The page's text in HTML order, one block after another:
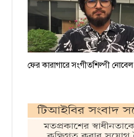
ফের কারাগারে সংগীতশিল্পী নোবেল